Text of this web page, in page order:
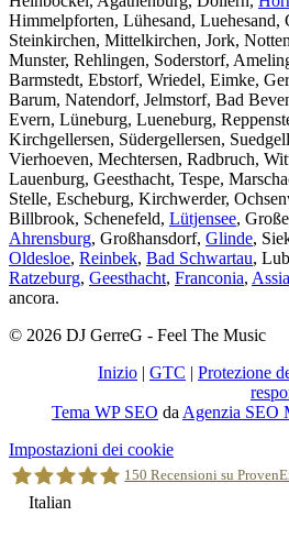
Himmelpforten, Lühesand, Luehesand,
Steinkirchen, Mittelkirchen, Jork,
Munster, Rehlingen, Soderstorf,
Barmstedt, Ebstorf, Wriedel, Eimke,
Barum, Natendorf, Jelmstorf, Bad
Evern, Lüneburg, Lueneburg,
Kirchgellersen, Südergellersen,
Vierhoeven, Mechtersen, Radbruch,
Lauenburg, Geesthacht, Tespe,
Stelle, Escheburg, Kirchwerder,
Billbrook, Schenefeld, Lütjensee,
Ahrensburg, Großhansdorf, Glinde,
Oldesloe, Reinbek, Bad Schwartau,
Ratzeburg, Geesthacht, Franconia, Assia
ancora.
© 2026 DJ GerreG - Feel The Music
Inizio | GTC | Protezione
Tema WP SEO da Agenzia SEO
Torna
in
alto
Impostazioni dei cookie
150 Recensioni su
Italian